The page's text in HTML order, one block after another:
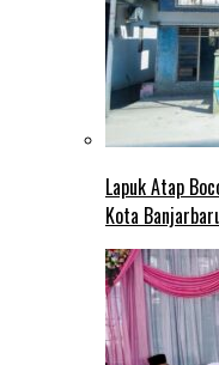
Lapuk Atap
Kota